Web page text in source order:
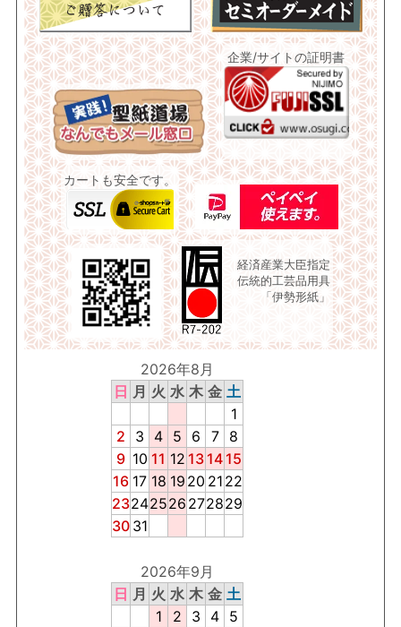
企業/サイトの証明書
カートも安全です。
経済産業大臣指定
伝統的工芸品用具
「伊勢形紙」
2026年8月
日 月 火 水 木 金 土
1
2
3 4 5 6 7
8
9 10 11 12 13 14 15
16 17 18 19 20 21 22
23242526 272829
30 31
2026年9月
日 月 火 水 木 金 土
1
2 3 4 5